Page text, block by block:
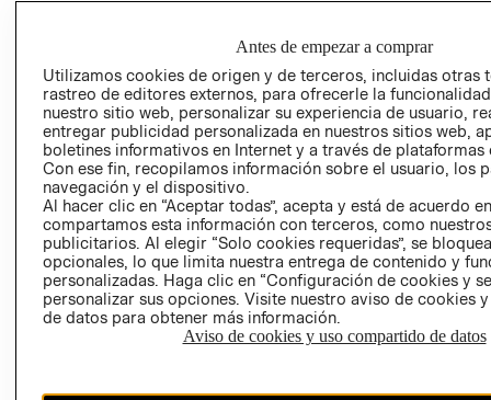
PROGRAMA DE
Y ÉTICA (INGLÉS)
COMERCIO - SIC
PETICIONES
QUEJAS Y
RECLAMOS
Colombia ($)
CAMBIAR REGIÓN
Antes de empezar a comprar
Utilizamos cookies de origen y de terceros, incluidas otras
rastreo de editores externos, para ofrecerle la
nuestro sitio web, personalizar su experiencia de usuario,
entregar publicidad personalizada en nuestros sitios web,
boletines informativos en Internet y a través de plataformas
Con ese fin, recopilamos información sobre el usuario, los
navegación y el dispositivo.
Al hacer clic en “Aceptar todas”, acepta y está de acuerdo
compartamos esta información con terceros, como
publicitarios. Al elegir “Solo cookies requeridas”, se
opcionales, lo que limita nuestra entrega de contenido y
personalizadas. Haga clic en “Configuración de cookies y
personalizar sus opciones. Visite nuestro aviso de cookies
de datos para obtener más información.
Aviso de cookies y uso compartido de datos